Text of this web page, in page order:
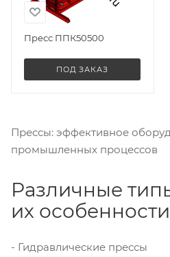
Пресс ППК50500
ПОД ЗАКАЗ
Прессы: эффективное
промышленных процессов
Различные
их особенности
- Гидравлические прессы